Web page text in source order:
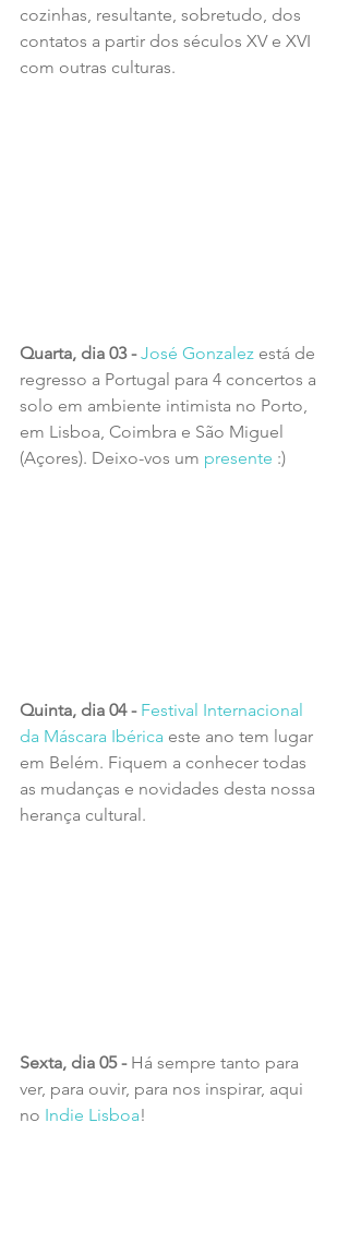
cozinhas, resultante, sobretudo, dos
contatos a partir dos séculos XV e XVI
com outras culturas.
Quarta, dia 03 - José Gonzalez está de
regresso a Portugal para 4 concertos a
solo em ambiente intimista no Porto,
em Lisboa, Coimbra e São Miguel
(Açores). Deixo-vos um presente :)
Quinta, dia 04 - Festival Internacional
da Máscara Ibérica este ano tem lugar
em Belém. Fiquem a conhecer todas
as mudanças e novidades desta nossa
herança cultural.
Sexta, dia 05 - Há sempre tanto para
ver, para ouvir, para nos inspirar, aqui
no Indie Lisboa!